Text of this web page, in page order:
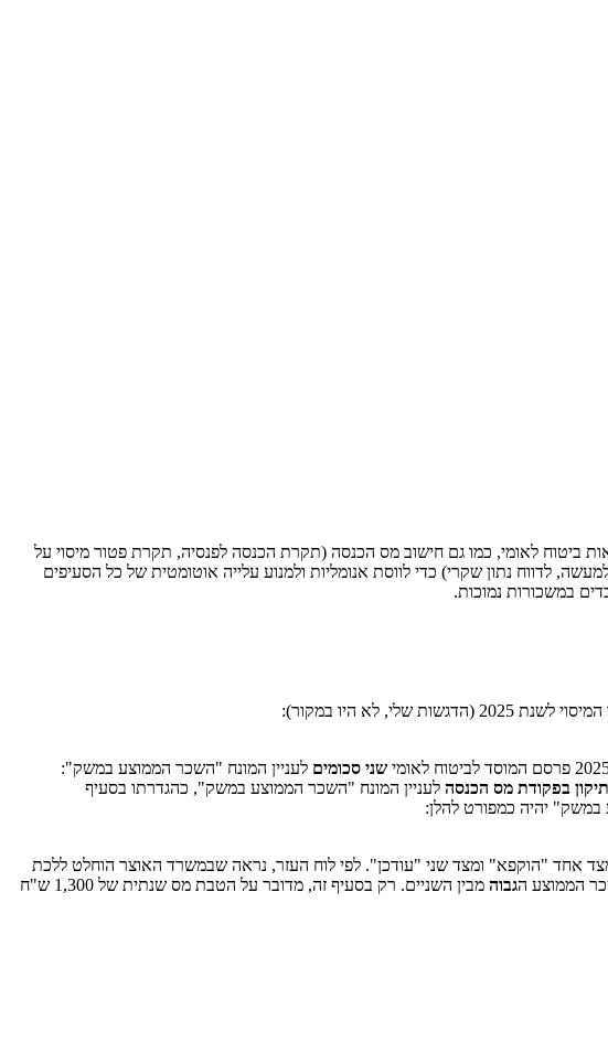
ביטוח לאומי, כמו גם חישוב מס הכנסה (תקרת הכנסה לפנסיה, תקרת פטור מיסוי על
לדווח נתון שקרי) כדי לווסת אנומליות ולמנוע עלייה אוטומטית של כל הסעיפים
במשכורות נמוכות.
לא היו במקור):
שני סכומים לעניין המונח "השכר הממוצע במשק":
בפקודת מס הכנסה לעניין המונח "השכר הממוצע במשק", כהגדרתו בסעיף
אחד "הוקפא" ומצד שני "עודכן". לפי לוח העזר, נראה שבמשרד האוצר הוחלט ללכת
הממוצע הגבוה
מבין השניים. רק בסעיף זה, מדובר על הטבת מס שנתית של 1,300 ש"ח